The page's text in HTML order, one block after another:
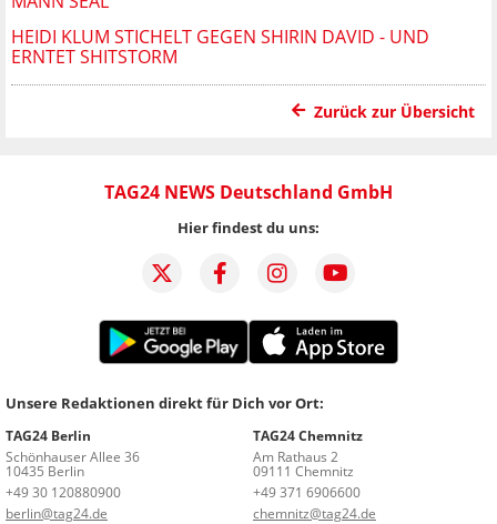
HEIDI KLUM STICHELT GEGEN SHIRIN DAVID - UND
ERNTET SHITSTORM
Zurück zur Übersicht
TAG24 NEWS Deutschland GmbH
Hier findest du uns:
Unsere Redaktionen direkt für Dich vor Ort:
TAG24 Berlin
Schönhauser Allee 36
10435 Berlin
+49 30 120880900
berlin@tag24.de
TAG24 Chemnitz
Am Rathaus 2
09111 Chemnitz
+49 371 6906600
chemnitz@tag24.de